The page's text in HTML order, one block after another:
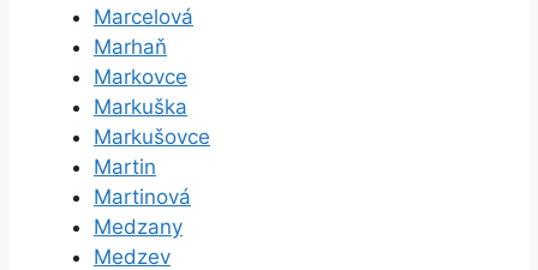
Marcelová
Marhaň
Markovce
Markuška
Markušovce
Martin
Martinová
Medzany
Medzev